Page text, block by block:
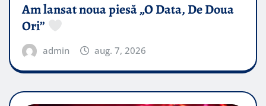
Am lansat noua piesă „O Data, De Doua
Ori”
admin aug. 7, 2026